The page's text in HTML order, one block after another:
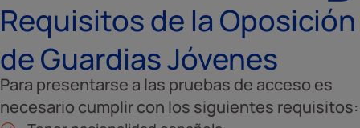
Requisitos de la Oposición
de Guardias Jóvenes
Para presentarse a las pruebas de acceso es
necesario cumplir con los siguientes requisitos: